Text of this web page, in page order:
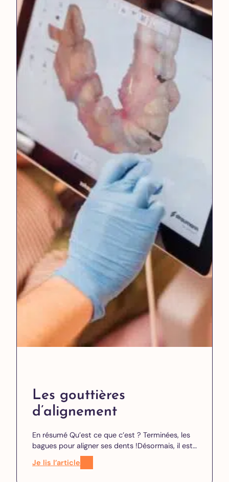
Les gouttières
d’alignement
En résumé Qu’est ce que c’est ? Terminées, les
bagues pour aligner ses dents !Désormais, il est…
Je lis l’article